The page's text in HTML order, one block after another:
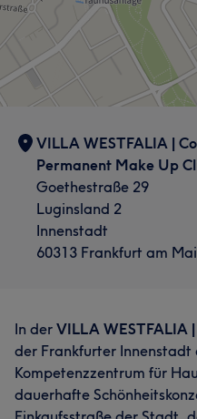
VILLA WESTFALIA |
Permanent Make Up
Goethestraße 29
Luginsland 2
Innenstadt
60313 Frankfurt am
In der VILLA WESTFALIA
der Frankfurter Innenstadt
Kompetenzzentrum für
dauerhafte